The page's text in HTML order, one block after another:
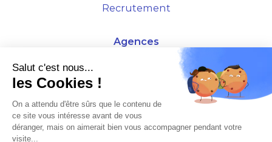
Recrutement
Agences
4 Rue de la Bourse - 69001 Lyon
10 rue d'Austerlitz - 75012 Paris
À L'HORIZON 2025
Salut c'est nous...
les Cookies !
On a attendu d'être sûrs que le contenu de
ce site vous intéresse avant de vous
déranger, mais on aimerait bien vous accompagner pendant votre
visite...